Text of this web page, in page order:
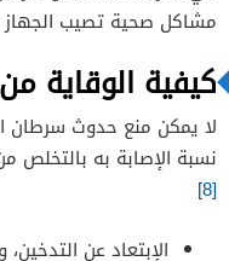
مشاكل صحية تصيب الجهاز
كيفية الوقاية من
لا يمكن منع حدوث سرطان
نسبة الإصابة به بالتخلص
[8]
الإبتعاد عن